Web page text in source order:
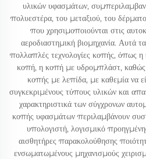
υλικών υφασμάτων,
πολυεστέρα, του μεταξιού, του
που χρησιμοποιούνται στις
αεροδιαστημική βιομηχανία. Αυτά
πολλαπλές τεχνολογίες κοπής, όπως η
κοπή, η κοπή με υδρομπλάστ, καθώς
κοπής με λεπίδα, με καθεμία να
συγκεκριμένους τύπους υλικών και
χαρακτηριστικά των σύγχρονων
κοπής υφασμάτων περιλαμβάνουν
υπολογιστή, λογισμικό
αισθητήρες παρακολούθησης
ενσωματωμένους μηχανισμούς